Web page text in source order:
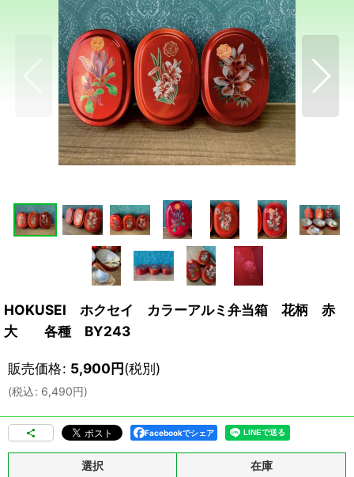
HOKUSEI ホクセイ カラーアルミ弁当箱 花柄 赤
大 各種 BY243
販売価格: 5,900円(税別)
(税込: 6,490円)
Facebookでシェア
選択
在庫